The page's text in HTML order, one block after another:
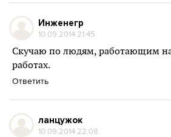
Инженегр
10.09.2014 21:45
Скучаю по людям, работающим
работах.
Ответить
ланцужок
10.09.2014 22:08